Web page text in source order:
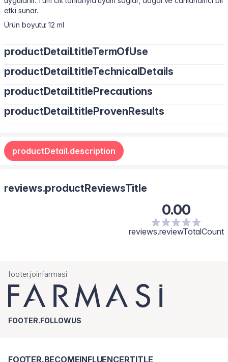
etki sunar.
Ürün boyutu: 12 ml
productDetail.titleTermOfUse
productDetail.titleTechnicalDetails
productDetail.titlePrecautions
productDetail.titleProvenResults
productDetail.description
reviews.productReviewsTitle
0.00
reviews.reviewTotalCount
footer.joinfarmasi
FOOTER.FOLLOWUS
FOOTER.BECOMEINFLUENCERTITLE